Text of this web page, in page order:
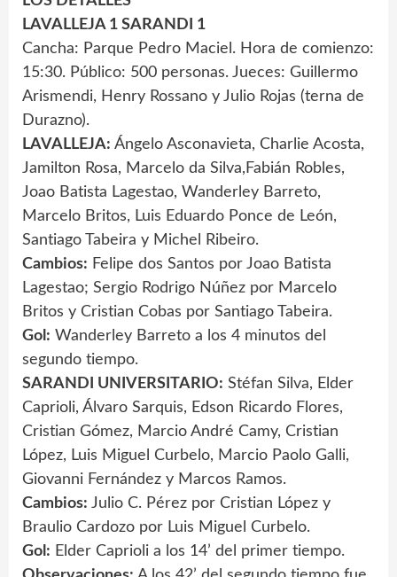
LAVALLEJA 1 SARANDI 1
Cancha: Parque Pedro Maciel. Hora de comienzo:
15:30. Público: 500 personas. Jueces: Guillermo
Arismendi, Henry Rossano y Julio Rojas (terna de
Durazno).
LAVALLEJA: Ángelo Asconavieta, Charlie Acosta,
Jamilton Rosa, Marcelo da Silva,Fabián Robles,
Joao Batista Lagestao, Wanderley Barreto,
Marcelo Britos, Luis Eduardo Ponce de León,
Santiago Tabeira y Michel Ribeiro.
Cambios: Felipe dos Santos por Joao Batista
Lagestao; Sergio Rodrigo Núñez por Marcelo
Britos y Cristian Cobas por Santiago Tabeira.
Gol: Wanderley Barreto a los 4 minutos del
segundo tiempo.
SARANDI UNIVERSITARIO: Stéfan Silva, Elder
Caprioli, Álvaro Sarquis, Edson Ricardo Flores,
Cristian Gómez, Marcio André Camy, Cristian
López, Luis Miguel Curbelo, Marcio Paolo Galli,
Giovanni Fernández y Marcos Ramos.
Cambios: Julio C. Pérez por Cristian López y
Braulio Cardozo por Luis Miguel Curbelo.
Gol: Elder Caprioli a los 14’ del primer tiempo.